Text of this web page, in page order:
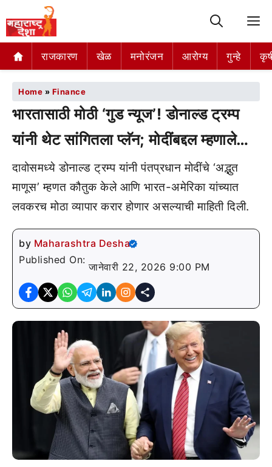
राजकारण खेळ मनोरंजन आरोग्य गुन्हे
Home » Finance
भारतासाठी मोठी ‘गुड न्यूज’! डोनाल्ड ट्रम्प
यांनी थेट सांगितला प्लॅन; मोदींबद्दल म्हणाले…
दावोसमध्ये डोनाल्ड ट्रम्प यांनी पंतप्रधान मोदींचे ‘अद्भुत
माणूस’ म्हणत कौतुक केले आणि भारत-अमेरिका यांच्यात
लवकरच मोठा व्यापार करार होणार असल्याची माहिती दिली.
by Maharashtra Desha
Published On:
जानेवारी 22, 2026 9:00 PM